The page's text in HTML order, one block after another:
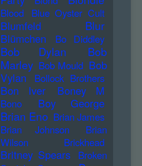
Blood Blue Oyster Cult
Blumfeld Blur
Blümchen Bo Diddley
Bob Dylan
Bob
Marley Bob Mould Bob
Vylan
Bollock Brothers
Bon Iver Boney M
Bono Boy George
Brian Eno Brian James
Brian Johnson
Brian
Wilson
Brickhead
Britney Spears
Broken